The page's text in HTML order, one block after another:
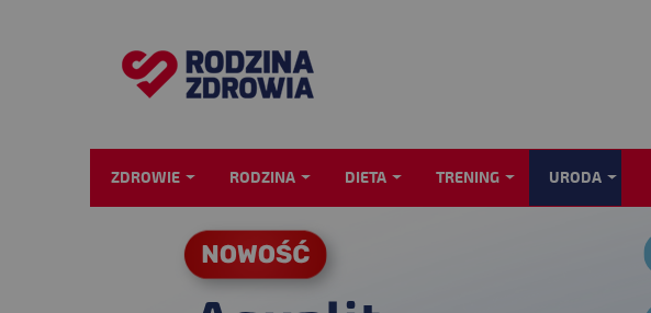
ZDROWIE RODZINA DIETA TRENING URODA